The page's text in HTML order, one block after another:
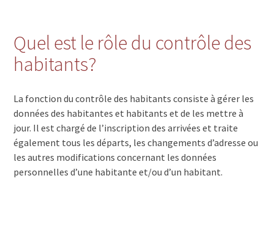
Quel est le rôle du contrôle des
habitants?
La fonction du contrôle des habitants consiste à gérer les
données des habitantes et habitants et de les mettre à
jour. Il est chargé de l’inscription des arrivées et traite
également tous les départs, les changements d’adresse ou
les autres modifications concernant les données
personnelles d’une habitante et/ou d’un habitant.